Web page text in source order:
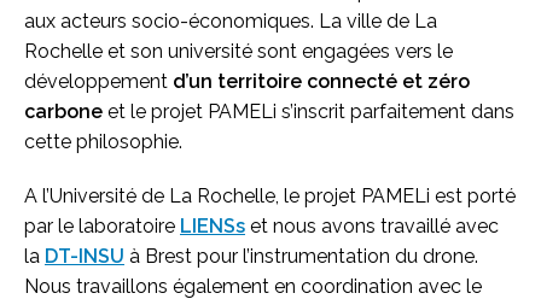
aux acteurs socio-économiques. La ville de La
Rochelle et son université sont engagées vers le
développement d’un territoire connecté et zéro
carbone et le projet PAMELi s’inscrit parfaitement dans
cette philosophie.
A l’Université de La Rochelle, le projet PAMELi est porté
par le laboratoire LIENSs et nous avons travaillé avec
la DT-INSU à Brest pour l’instrumentation du drone.
Nous travaillons également en coordination avec le